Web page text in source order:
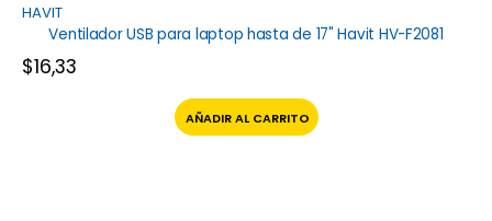
HAVIT
Ventilador USB para laptop hasta de 17" Havit HV-F2081
$16,33
AÑADIR AL CARRITO